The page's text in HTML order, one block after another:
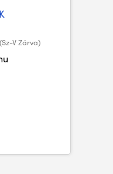
V Zárva)